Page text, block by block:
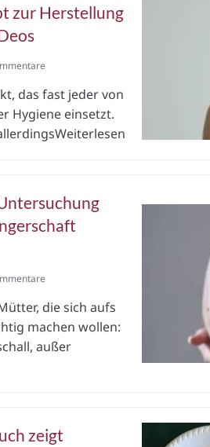
zur Herstellung
das fast jeder von
Hygiene einsetzt.
die sich aufs
machen wollen:
außer
zeigt